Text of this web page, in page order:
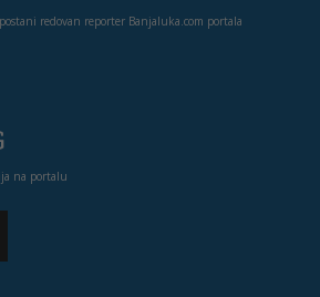
redovan reporter Banjaluka.com portala
na portalu